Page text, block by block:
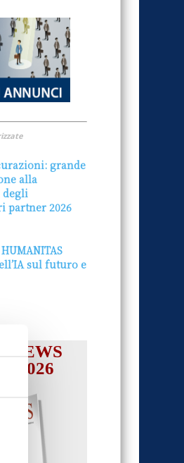
grande
alla
degli
partner 2026
sul futuro e
2026